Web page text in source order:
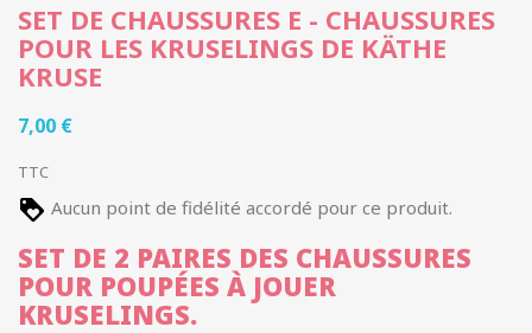
SET DE CHAUSSURES E - CHAUSSURES
POUR LES KRUSELINGS DE KÄTHE
KRUSE
7,00 €
TTC
Aucun point de fidélité accordé pour ce produit.
SET DE 2 PAIRES DES CHAUSSURES
POUR POUPÉES À JOUER
KRUSELINGS.